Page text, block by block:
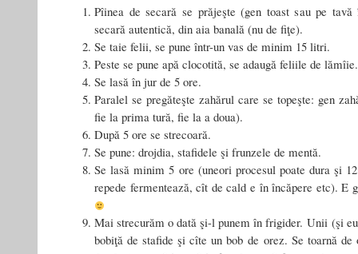
Pîinea de secară se prăjeşte (gen toast sau pe
secară autentică, din aia banală (nu de fiţe).
Se taie felii, se pune într-un vas de minim 15 litri.
Peste se pune apă clocotită, se adaugă feliile de lămîie.
Se lasă în jur de 5 ore.
Paralel se pregăteşte zahărul care se topeşte: gen
fie la prima tură, fie la a doua).
După 5 ore se strecoară.
Se pune: drojdia, stafidele şi frunzele de mentă.
Se lasă minim 5 ore (uneori procesul poate dura şi
repede fermentează, cît de cald e în încăpere etc). E
Mai strecurăm o dată şi-l punem în frigider. Unii (şi
bobiţă de stafide şi cîte un bob de orez. Se toarnă